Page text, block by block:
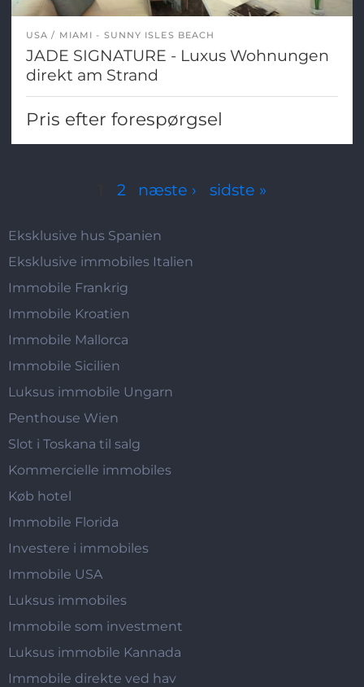
USA MIAMI - SUNNY ISLES BEACH
JADE SIGNATURE - Luxus Wohnungen
direkt am Strand
Pris efter forespørgsel
2 næste › sidste »
Eksklusive hus Spanien
Eksklusive immobiles Italien
Immobile Frankrig
Immobile Kroatien
Immobile Mallorca
Immobile Sicilien
Luksus immobile Ungarn
Penthouse Wien
Slot i Toskana til salg
Kommercielle immobiles
Køb hotel
Immobile Florida
Investere i immobiles
Immobile USA
Luksus immobiles
Immobile som investment
Luksus immobile Kannada
Immobile direkte ved hav